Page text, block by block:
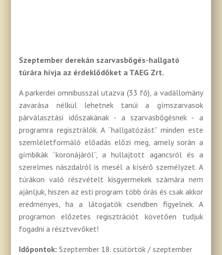
Szeptember derekán szarvasbőgés-hallgató
túrára hívja az érdeklődőket a TAEG Zrt.
A parkerdei omnibusszal utazva (33 fő), a vadállomány
zavarása nélkül lehetnek tanúi a gímszarvasok
párválasztási időszakának - a szarvasbőgésnek - a
programra regisztrálók. A “hallgatózást” minden este
szemléletformáló előadás előzi meg, amely során a
gímbikák “koronájáról”, a hullajtott agancsról és a
szerelmes nászdalról is mesél a kísérő személyzet. A
túrákon való részvételt kisgyermekek számára nem
ajánljuk, hiszen az esti program több órás és csak akkor
eredményes, ha a látogatók csendben figyelnek. A
programon előzetes regisztrációt követően tudjuk
fogadni a résztvevőket!
Időpontok:Szeptember 18. csütörtök / szeptember